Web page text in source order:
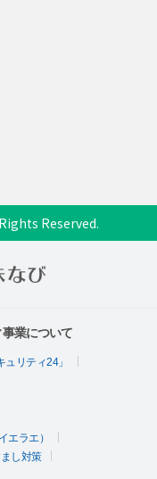
Reserved.